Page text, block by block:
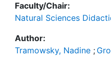
Faculty/Chair:
Natural Sciences
Author:
Tramowsky, Nadine ;